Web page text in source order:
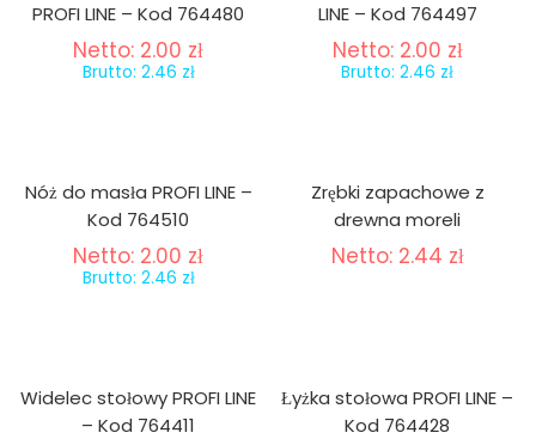
PROFI LINE – Kod 764480
Netto: 2.00 zł
Brutto: 2.46 zł
LINE – Kod 764497
Netto: 2.00 zł
Brutto:2.46 zł
Nóż do masła PROFI LINE –
Kod 764510
Netto: 2.00 zł
Brutto: 2.46 zł
Zrębki zapachowe z
drewna moreli
Netto: 2.44 zł
Widelec stołowy PROFI LINE
– Kod 764411
Łyżka stołowa PROFI LINE –
Kod 764428